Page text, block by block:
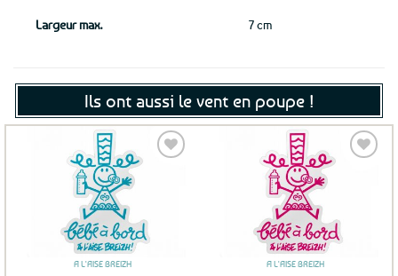
Largeur max. 7 cm
Ils ont aussi le vent en poupe !
A L'AISE BREIZH A L'AISE BREIZH